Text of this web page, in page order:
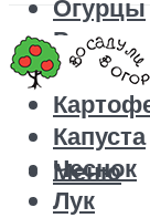
Огурцы
Рецепты
Перец
Капуста
Чеснок
Лук
Меню